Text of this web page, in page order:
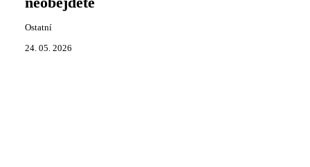
Ostatní
24. 05. 2026